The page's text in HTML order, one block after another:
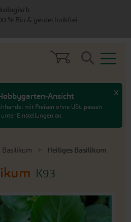
Ansicht
mit Preisen ohne USt. passen
Einstellungen an.
x
Search
Basilikum Heiliges Basilikum
K93
% Bio & gentechnikfrei